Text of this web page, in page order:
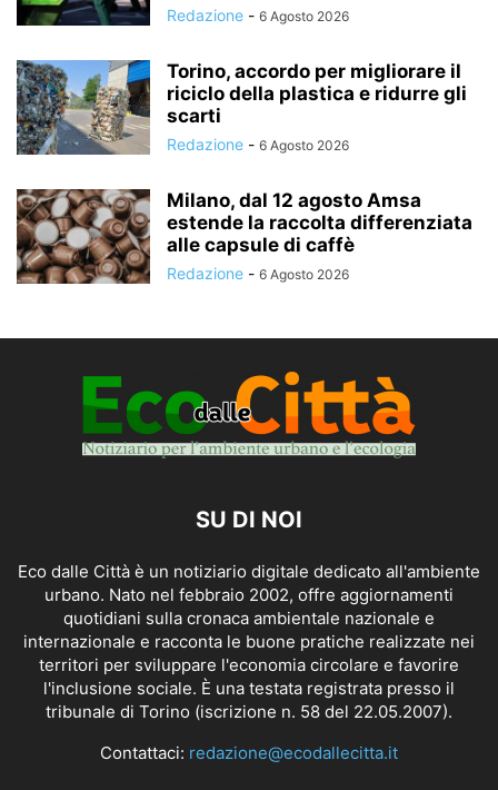
Redazione - 6 Agosto 2026
Torino, accordo per migliorare il
riciclo della plastica e ridurre gli
scarti
Redazione - 6 Agosto 2026
Milano, dal 12 agosto Amsa
estende la raccolta differenziata
alle capsule di caffè
Redazione - 6 Agosto 2026
SU DI NOI
Eco dalle Città è un notiziario digitale dedicato all'ambiente
urbano. Nato nel febbraio 2002, offre aggiornamenti
quotidiani sulla cronaca ambientale nazionale e
internazionale e racconta le buone pratiche realizzate nei
territori per sviluppare l'economia circolare e favorire
l'inclusione sociale. È una testata registrata presso il
tribunale di Torino (iscrizione n. 58 del 22.05.2007).
Contattaci: redazione@ecodallecitta.it